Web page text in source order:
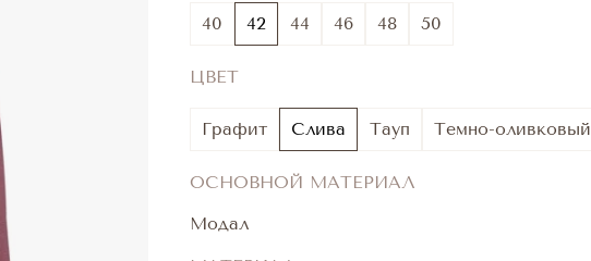
40 42 44 46 48 50
ЦВЕТ
Графит Слива Тауп Темно-оливковый
ОСНОВНОЙ МАТЕРИАЛ
Модал